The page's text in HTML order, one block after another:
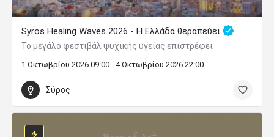
Syros Healing Waves 2026 - Η Ελλάδα θεραπεύει
Το μεγάλο φεστιβάλ ψυχικής υγείας επιστρέφει
1 Οκτωβρίου 2026 09:00 - 4 Οκτωβρίου 2026 22:00
Σύρος